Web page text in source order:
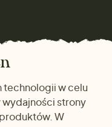
technologii w celu
wydajności strony
W